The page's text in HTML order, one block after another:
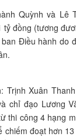
Quỳnh và
đồng (tương
Điều hành do
Trịnh Xuân
chỉ đạo Lương
thi công 4 hạng
chiếm đoạt hơn